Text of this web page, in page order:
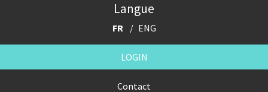
Langue
FR ENG
LOGIN
Contact